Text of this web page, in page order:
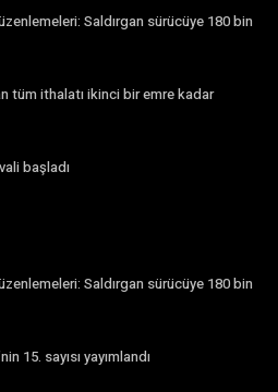
Saldırgan sürücüye 180 bin
tüm ithalatı ikinci bir emre kadar
başladı
Saldırgan sürücüye 180 bin
15. sayısı yayımlandı